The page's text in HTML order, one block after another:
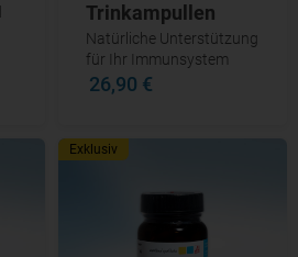
Trinkampullen
Natürliche Unterstützung
für Ihr Immunsystem
26,90 €
Exklusiv